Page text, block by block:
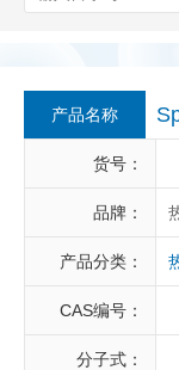
产品名称
货号：
品牌：
产品分类：
CAS编号：
分子式：